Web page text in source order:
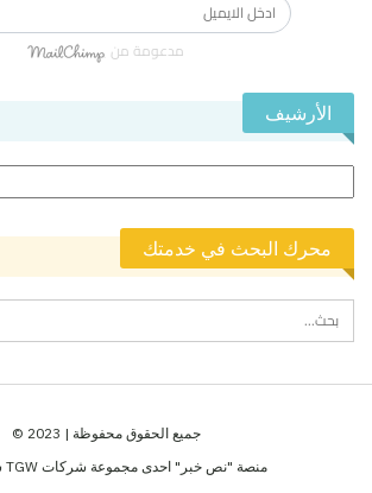
مدعومة من
الأرشيف
محرك البحث في خدمتك
جميع الحقوق محفوظة | 2023 ©
منصة "نص خبر" احدى مجموعة شركات TGW سنغافورة